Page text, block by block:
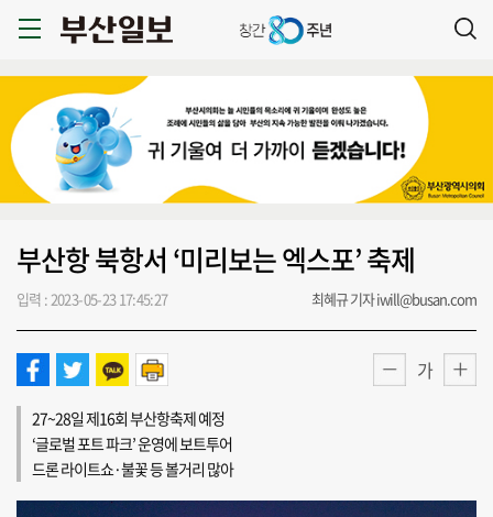
부산항 북항서 ‘미리보는 엑스포’ 축제
입력 : 2023-05-23 17:45:27 최혜규 기자 iwill@busan.com
가
27~28일 제16회 부산항축제 예정
‘글로벌 포트 파크’ 운영에 보트투어
드론 라이트쇼·불꽃 등 볼거리 많아